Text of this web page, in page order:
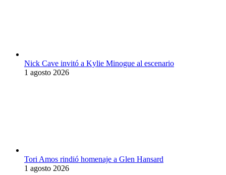
Nick Cave invitó a Kylie Minogue al escenario
1 agosto 2026
Tori Amos rindió homenaje a Glen Hansard
1 agosto 2026